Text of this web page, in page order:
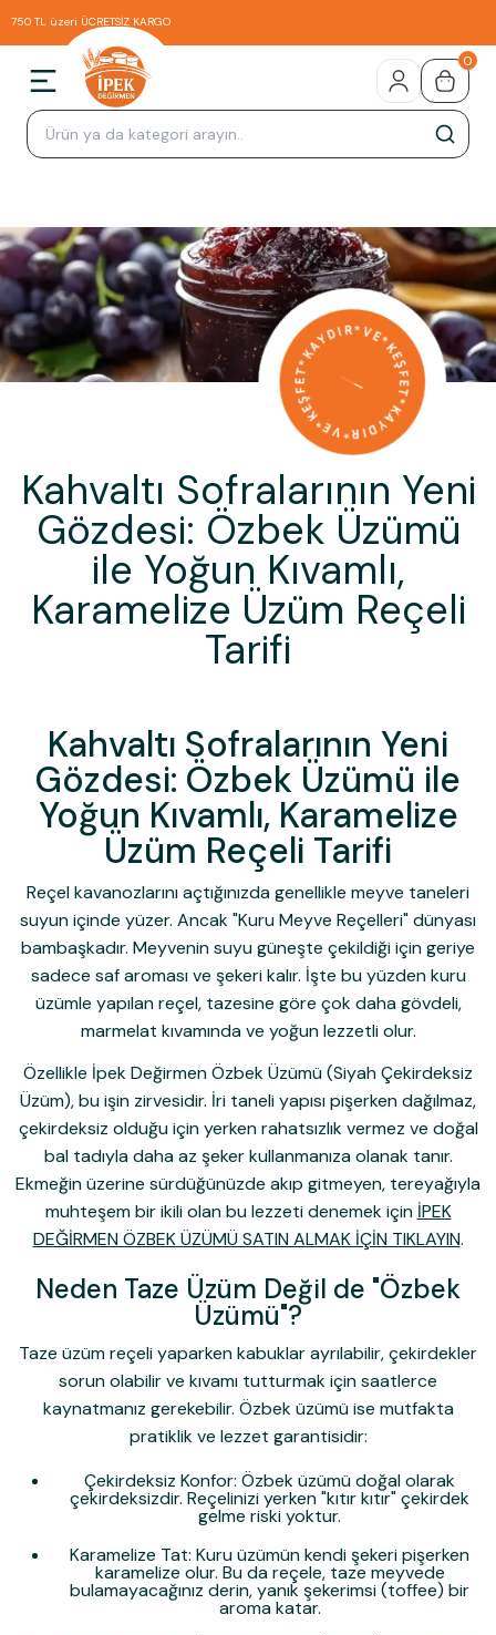
750 TL üzeri ÜCRETSİZ KARGO
0
Kahvaltı Sofralarının Yeni
Gözdesi: Özbek Üzümü
ile Yoğun Kıvamlı,
Karamelize Üzüm Reçeli
Tarifi
Kahvaltı Sofralarının Yeni
Gözdesi: Özbek Üzümü ile
Yoğun Kıvamlı, Karamelize
Üzüm Reçeli Tarifi
Reçel kavanozlarını açtığınızda genellikle meyve taneleri
suyun içinde yüzer. Ancak "Kuru Meyve Reçelleri" dünyası
bambaşkadır. Meyvenin suyu güneşte çekildiği için geriye
sadece saf aroması ve şekeri kalır. İşte bu yüzden kuru
üzümle yapılan reçel, tazesine göre çok daha gövdeli,
marmelat kıvamında ve yoğun lezzetli olur.
Özellikle İpek Değirmen Özbek Üzümü(Siyah Çekirdeksiz
Üzüm), bu işin zirvesidir. İri taneli yapısı pişerken dağılmaz,
çekirdeksiz olduğu için yerken rahatsızlık vermez ve doğal
bal tadıyla daha az şeker kullanmanıza olanak tanır.
Ekmeğin üzerine sürdüğünüzde akıp gitmeyen, tereyağıyla
muhteşem bir ikili olan bu lezzeti denemek için İPEK
DEĞİRMEN ÖZBEK ÜZÜMÜ SATIN ALMAK İÇİN TIKLAYIN.
Neden Taze Üzüm Değil de "Özbek
Üzümü"?
Taze üzüm reçeli yaparken kabuklar ayrılabilir, çekirdekler
sorun olabilir ve kıvamı tutturmak için saatlerce
kaynatmanız gerekebilir. Özbek üzümü ise mutfakta
pratiklik ve lezzet garantisidir:
Çekirdeksiz Konfor: Özbek üzümü doğal olarak
çekirdeksizdir. Reçelinizi yerken "kıtır kıtır" çekirdek
gelme riski yoktur.
Karamelize Tat: Kuru üzümün kendi şekeri pişerken
karamelize olur. Bu da reçele, taze meyvede
bulamayacağınız derin, yanık şekerimsi (toffee) bir
aroma katar.